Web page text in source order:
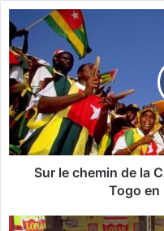
S
u
r
l
e
c
h
m
e
Sur le chemin de la
Togo
F